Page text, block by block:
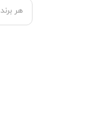
هر برند